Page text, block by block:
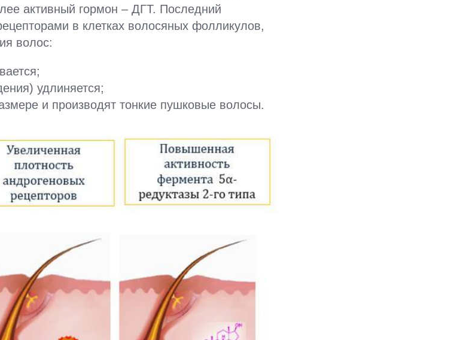
активный гормон – ДГТ. Последний
в клетках волосяных фолликулов,
волос:
удлиняется;
и производят тонкие пушковые волосы.